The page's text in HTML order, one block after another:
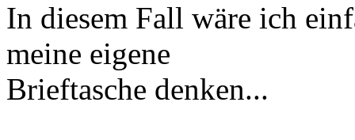
In diesem Fall wäre ich
meine eigene
Brieftasche denken...